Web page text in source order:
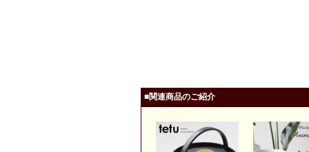
■関連商品のご紹介